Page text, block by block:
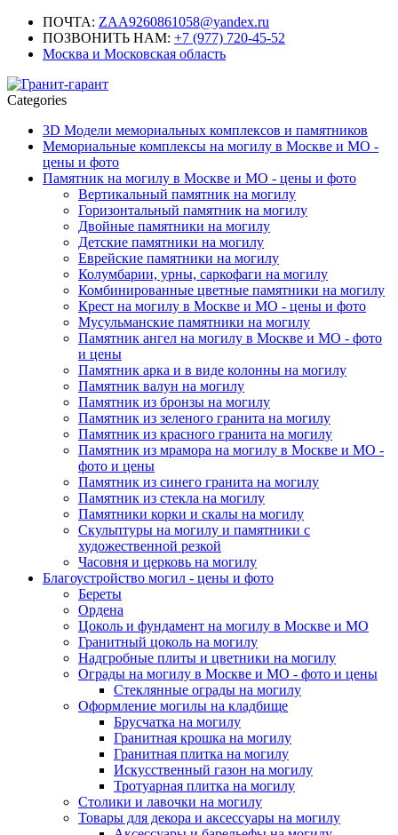
ПОЧТА: ZAA9260861058@yandex.ru
ПОЗВОНИТЬ НАМ: +7 (977) 720-45-52
Москва и Московская область
Categories
3D Модели мемориальных комплексов и памятников
Мемориальные комплексы на могилу в Москве и МО -
цены и фото
Памятник на могилу в Москве и МО - цены и фото
Вертикальный памятник на могилу
Горизонтальный памятник на могилу
Двойные памятники на могилу
Детские памятники на могилу
Еврейские памятники на могилу
Колумбарии, урны, саркофаги на могилу
Комбинированные цветные памятники на могилу
Крест на могилу в Москве и МО - цены и фото
Мусульманские памятники на могилу
Памятник ангел на могилу в Москве и МО - фото
и цены
Памятник арка и в виде колонны на могилу
Памятник валун на могилу
Памятник из бронзы на могилу
Памятник из зеленого гранита на могилу
Памятник из красного гранита на могилу
Памятник из мрамора на могилу в Москве и МО -
фото и цены
Памятник из синего гранита на могилу
Памятник из стекла на могилу
Памятники корки и скалы на могилу
Скульптуры на могилу и памятники с
художественной резкой
Часовня и церковь на могилу
Благоустройство могил - цены и фото
Береты
Ордена
Цоколь и фундамент на могилу в Москве и МО
Гранитный цоколь на могилу
Надгробные плиты и цветники на могилу
Ограды на могилу в Москве и МО - фото и цены
Стеклянные ограды на могилу
Оформление могилы на кладбище
Брусчатка на могилу
Гранитная крошка на могилу
Гранитная плитка на могилу
Искусственный газон на могилу
Тротуарная плитка на могилу
Столики и лавочки на могилу
Товары для декора и аксессуары на могилу